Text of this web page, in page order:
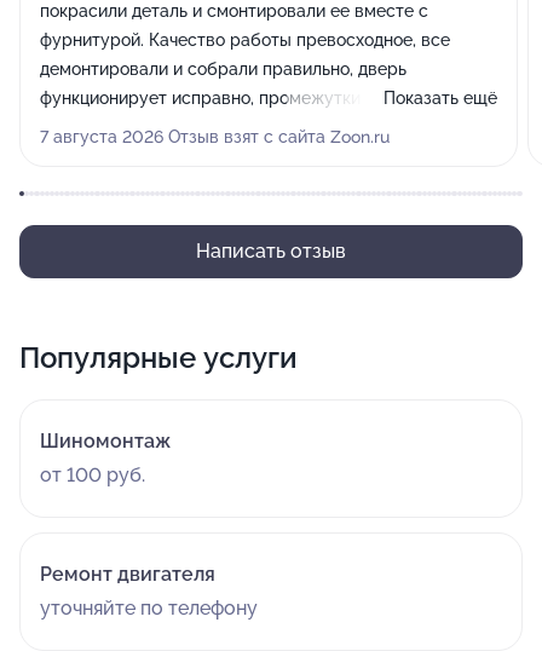
покрасили деталь и смонтировали ее вместе с
фурнитурой. Качество работы превосходное, все
демонтировали и собрали правильно, дверь
функционирует исправно, промежутки получились
аккуратные. Механизмы работают без нареканий,
Показать ещё
7 августа 2026 Отзыв взят с сайта Zoon.ru
Написать отзыв
Популярные услуги
Шиномонтаж
от 100 руб.
Ремонт двигателя
уточняйте по телефону